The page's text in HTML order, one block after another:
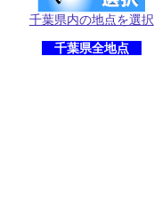
千葉県内の地点を選択
千葉県全地点